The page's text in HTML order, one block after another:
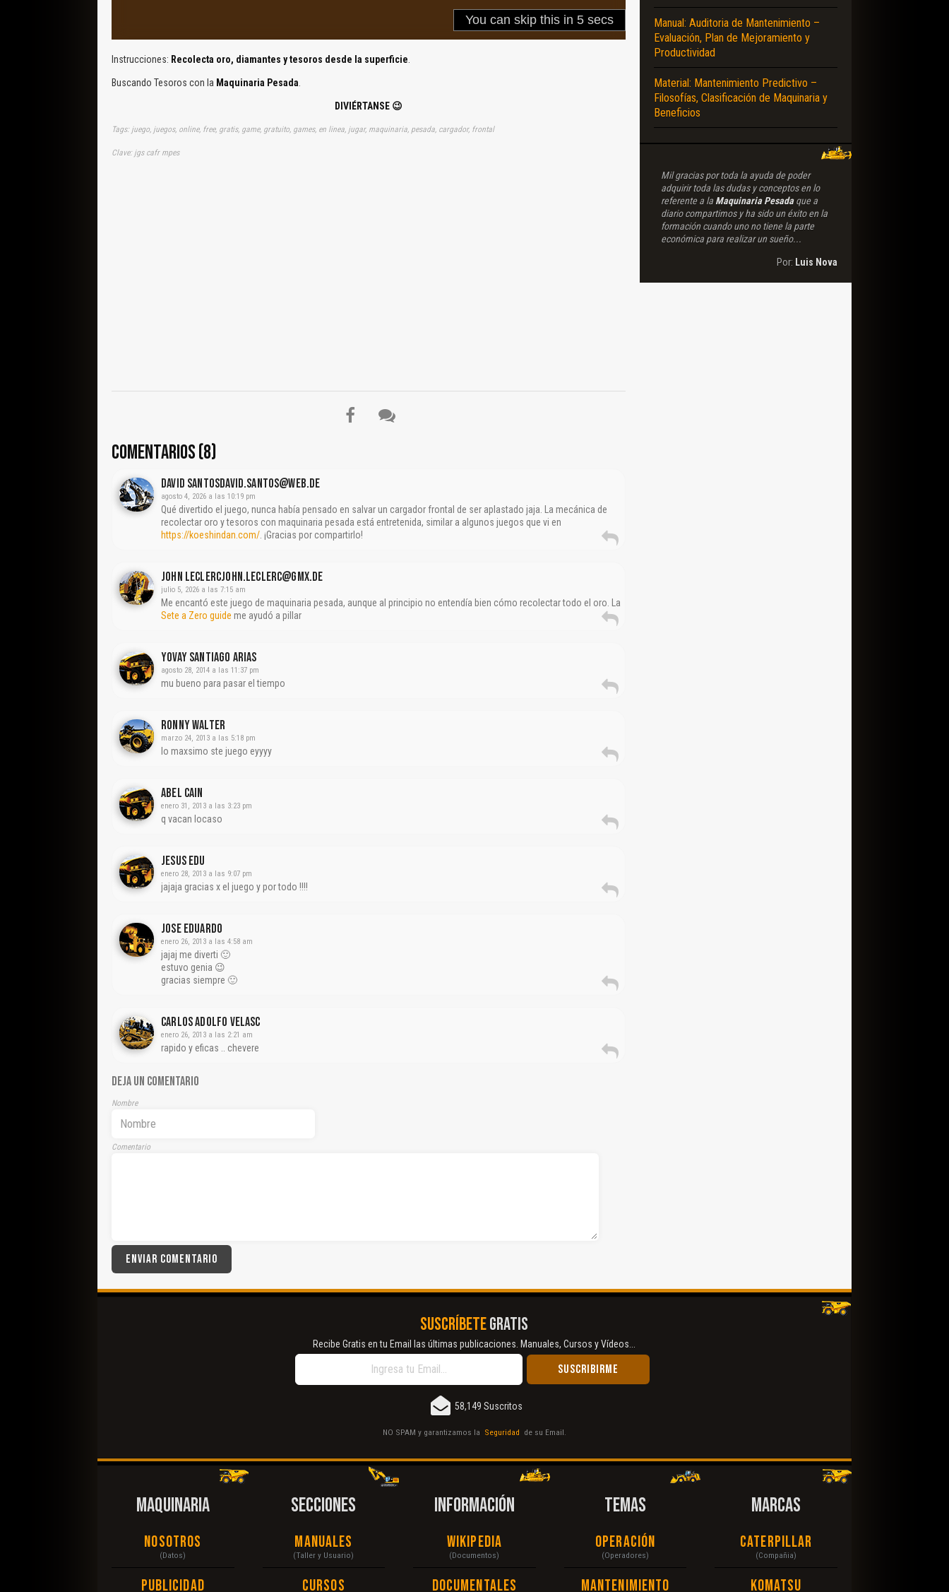
Instrucciones: Recolecta oro, diamantes y tesoros desde la superficie
Buscando Tesoros con la Maquinaria Pesada
DIVIÉRTANSE 😉
Tags: juego, juegos, online, free, gratis, game, gratuito, games, en linea, jugar, maquinaria, pesada, cargador, frontal
Clave: jgs cafr mpes
COMENTARIOS (8)
David Santosdavid.santos@web.de
agosto 4, 2026 a las 10:19 pm
Qué divertido el juego, nunca había pensado en salvar un cargador frontal de ser aplastado jaja. La mecánica de
recolectar oro y tesoros con maquinaria pesada está entretenida, similar a algunos juegos que vi en
https://koeshindan.com/ . ¡Gracias por compartirlo!
John Leclercjohn.leclerc@gmx.de
julio 5, 2026 a las 7:15 am
Me encantó este juego de maquinaria pesada, aunque al principio no entendía bien cómo recolectar todo el oro. La
Sete a Zero guide me ayudó a pillar
YOVAY SANTIAGO ARIAS
agosto 28, 2014 a las 11:37 pm
mu bueno para pasar el tiempo
Ronny Walter
marzo 24, 2013 a las 5:18 pm
lo maxsimo ste juego eyyyy
Abel Cain
enero 31, 2013 a las 3:23 pm
q vacan locaso
Jesus Edu
enero 28, 2013 a las 9:07 pm
jajaja gracias x el juego y por todo !!!!
Jose Eduardo
enero 26, 2013 a las 4:58 am
jajaj me diverti 🙂
estuvo genia 😉
gracias siempre 🙂
Carlos Adolfo Velasc
enero 26, 2013 a las 2:21 am
rapido y eficas .. chevere
DEJA UN COMENTARIO
Nombre
Comentario
Manual: Auditoria de Mantenimiento –
Evaluación, Plan de Mejoramiento y
Productividad
Material: Mantenimiento Predictivo –
Filosofías, Clasificación de Maquinaria y
Beneficios
Mil gracias por toda la ayuda de poder
adquirir toda las dudas y conceptos en lo
referente a la Maquinaria Pesadaque a
diario compartimos y ha sido un éxito en la
formación cuando uno no tiene la parte
económica para realizar un sueño...
Por: Luis Nova
SUSCRÍBETEGRATIS
Recibe Gratis en tu Email las últimas publicaciones. Manuales, Cursos y Vídeos...
58,149 Suscritos
NO SPAM y garantizamos la Seguridad de su Email.
MAQUINARIA
Nosotros
(Datos)
Publicidad
SECCIONES
Manuales
(Taller y Usuario)
Cursos
INFORMACIÓN
Wikipedia
(Documentos)
Documentales
TEMAS
Operación
(Operadores)
Mantenimiento
MARCAS
Caterpillar
(Compañia)
Komatsu
Reportar otro tipo de error...